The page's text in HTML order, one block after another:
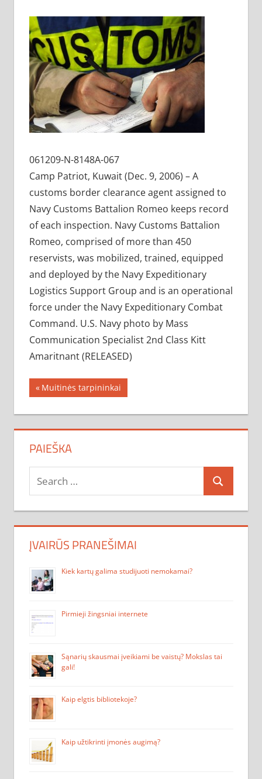
061209-N-8148A-067
Camp Patriot, Kuwait (Dec. 9, 2006) – A
customs border clearance agent assigned to
Navy Customs Battalion Romeo keeps record
of each inspection. Navy Customs Battalion
Romeo, comprised of more than 450
reservists, was mobilized, trained, equipped
and deployed by the Navy Expeditionary
Logistics Support Group and is an operational
force under the Navy Expeditionary Combat
Command. U.S. Navy photo by Mass
Communication Specialist 2nd Class Kitt
Amaritnant (RELEASED)
Navigacija
tarp
įrašų
Previous
Post:
Muitinės tarpininkai
PAIEŠKA
Search
for:
Search
ĮVAIRŪS PRANEŠIMAI
Kiek kartų galima studijuoti nemokamai?
Pirmieji žingsniai internete
Sąnarių skausmai įveikiami be vaistų? Mokslas tai
gali!
Kaip elgtis bibliotekoje?
Kaip užtikrinti įmonės augimą?